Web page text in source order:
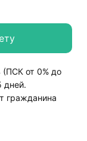
(ПСК от 0% до
дней.
гражданина